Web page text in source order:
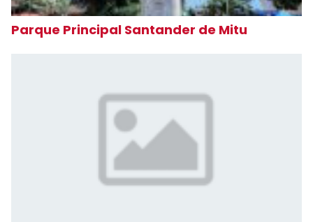
Parque Principal Santander de Mitu